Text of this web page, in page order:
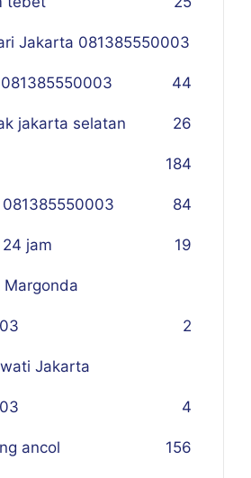
Jakarta 081385550003
4
4
jakarta selatan 26
184
84
jam 19
Margonda
2
Jakarta
4
ancol 156